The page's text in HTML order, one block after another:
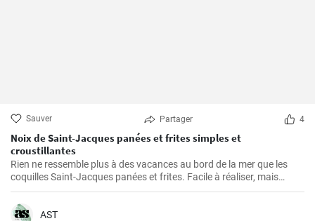
Sauver Partager 4
Noix de Saint-Jacques panées et frites simples et
croustillantes
Rien ne ressemble plus à des vacances au bord de la mer que les
coquilles Saint-Jacques panées et frites. Facile à réaliser, mais
également gastronomique, cette recette permet d'obtenir des
coquilles Saint-Jacques fraîches légèrement panées et dorées, à
l'extérieur croustillant et à l'intérieur succulent. Elles sont parfaites
AST